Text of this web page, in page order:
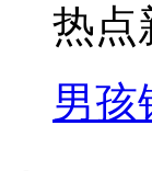
司机酒驾遇
热点
男孩